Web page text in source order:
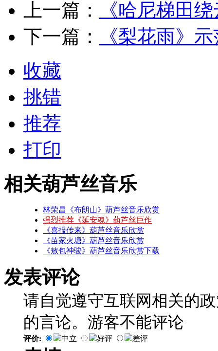
上一篇：
《哈尼梯田
下一篇：
《梨花雨》
收藏
挑错
推荐
打印
相关葫芦丝音乐
林荣昌《布朗山》葫芦丝音乐欣赏
强烈推荐《延安魂》葫芦丝巨作
《喜报传来》葫芦丝音乐欣赏
《苗家火塘》葫芦丝音乐欣赏
《敖包神骏》葫芦丝音乐欣赏下载
发表评论
请自觉遵守互联网相关的
的言论。游客不能评论
评价: 中立 好评 差评